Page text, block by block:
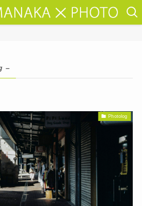
–
Photolog